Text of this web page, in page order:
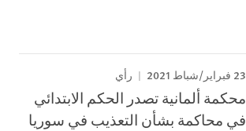
23 فبراير/شباط 2021 رأي
محكمة ألمانية تصدر الحكم الابتدائي
في محاكمة بشأن التعذيب في سوريا